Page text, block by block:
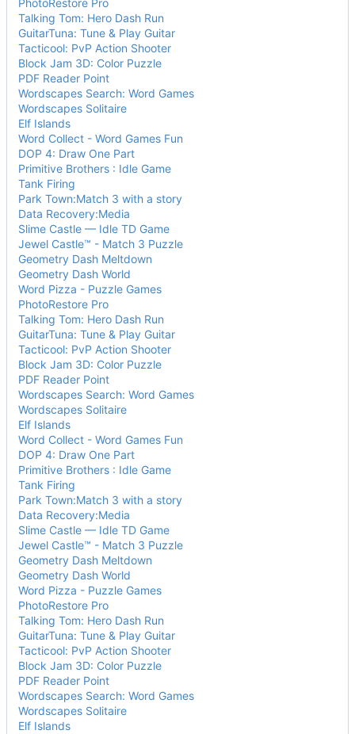
Talking Tom: Hero Dash Run
GuitarTuna: Tune & Play Guitar
Tacticool: PvP Action Shooter
Block Jam 3D: Color Puzzle
PDF Reader Point
Wordscapes Search: Word Games
Wordscapes Solitaire
Elf Islands
Word Collect - Word Games Fun
DOP 4: Draw One Part
Primitive Brothers : Idle Game
Tank Firing
Park Town:Match 3 with a story
Data Recovery:Media
Slime Castle — Idle TD Game
Jewel Castle™ - Match 3 Puzzle
Geometry Dash Meltdown
Geometry Dash World
Word Pizza - Puzzle Games
PhotoRestore Pro
Talking Tom: Hero Dash Run
GuitarTuna: Tune & Play Guitar
Tacticool: PvP Action Shooter
Block Jam 3D: Color Puzzle
PDF Reader Point
Wordscapes Search: Word Games
Wordscapes Solitaire
Elf Islands
Word Collect - Word Games Fun
DOP 4: Draw One Part
Primitive Brothers : Idle Game
Tank Firing
Park Town:Match 3 with a story
Data Recovery:Media
Slime Castle — Idle TD Game
Jewel Castle™ - Match 3 Puzzle
Geometry Dash Meltdown
Geometry Dash World
Word Pizza - Puzzle Games
PhotoRestore Pro
Talking Tom: Hero Dash Run
GuitarTuna: Tune & Play Guitar
Tacticool: PvP Action Shooter
Block Jam 3D: Color Puzzle
PDF Reader Point
Wordscapes Search: Word Games
Wordscapes Solitaire
Elf Islands